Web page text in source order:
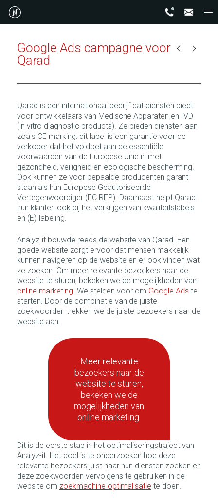
Google Ads campagne voor
Qarad
Qarad is een internationaal bedrijf dat diensten biedt
voor ontwikkelaars van Medische Apparaten en IVD
(in vitro diagnostic products). Ze bieden diensten aan
zoals CE marking: dit label is een garantie voor de
verkoper dat het voldoet aan de essentiële
voorwaarden van de Europese Unie in met
gezondheid, veiligheid en ecologische bescherming.
Ook kunnen ze voor bepaalde producenten garant
staan als hun Europese Geautoriseerde
Vertegenwoordiger (EC REP). Daarnaast helpt Qarad
hun klanten ook bij het verkrijgen van kwaliteitslabels
en (E)-labeling.
Analyz-it bouwde reeds de website van Qarad. Een
goede website zorgt ervoor dat mensen makkelijk
kunnen navigeren op de website en er ook vinden wat
ze zoeken. Om meer relevante bezoekers naar de
website te sturen, bekeken we de mogelijkheden van
online marketing. We stelden voor om Google Ads te
starten. Door de combinatie van de juiste
zoekwoorden trekken we de juiste bezoekers naar de
website aan.
Meer relevante
bezoekers naar de
website te sturen,
bekeken we de
mogelijkheden van
online marketing.
Dit is de eerste stap in het optimaliseringstraject van
Analyz-it. Het doel is te onderzoeken hoe deze
relevante bezoekers juist naar hun diensten zoeken en
deze zoekwoorden vervolgens te gebruiken in de
website om zoekmachine optimalisatie te doen.